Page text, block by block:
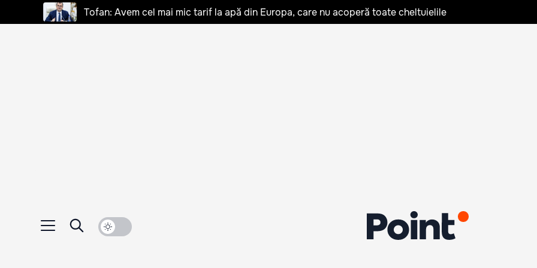
Tofan: Avem cel mai mic tarif la apă din Europa, care nu acoperă toate cheltuielile